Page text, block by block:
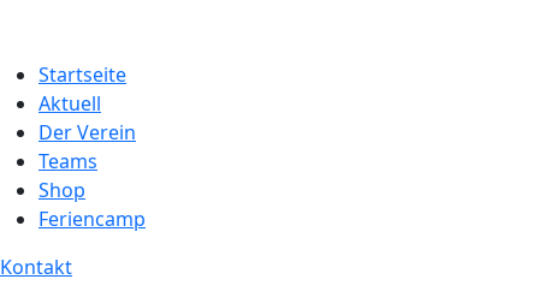
Startseite
Aktuell
Der Verein
Teams
Shop
Feriencamp
Kontakt